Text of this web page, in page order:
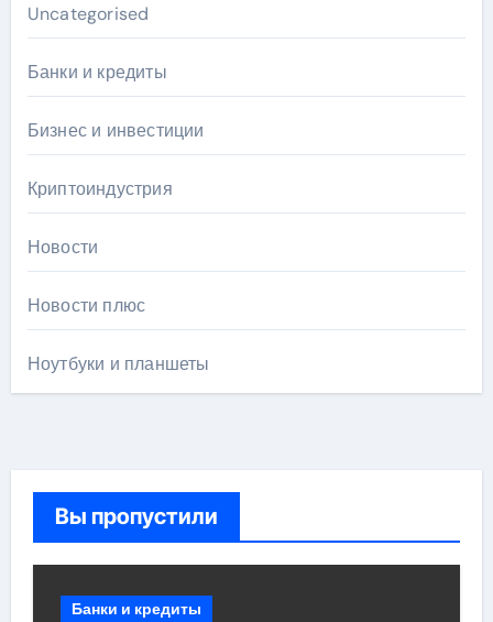
Uncategorised
Банки и кредиты
Бизнес и инвестиции
Криптоиндустрия
Новости
Новости плюс
Ноутбуки и планшеты
Вы пропустили
Банки и кредиты